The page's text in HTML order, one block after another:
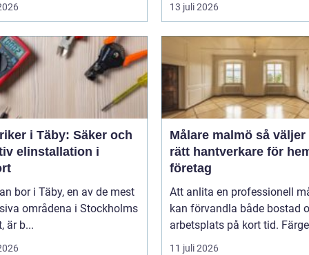
13 juli 2026
i Täby: Säker och
elinstallation i
bor i Täby, en av de mest
områdena i Stockholms
är b...
Målare malmö så väljer du
rätt hantverkare för
företag
Att anlita en professionell
kan förvandla både bostad
arbetsplats på kort tid.
11 juli 2026